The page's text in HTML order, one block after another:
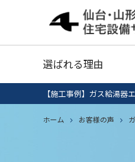
選ばれる理由
給湯器
【施工事例】ガス給湯器
ホーム お客様の声
給湯器
IHクッキ